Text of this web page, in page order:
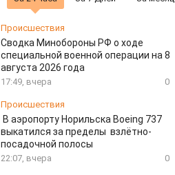
Происшествия
Сводка Минобороны РФ о ходе
специальной военной операции на 8
августа 2026 года
17:49, вчера 0
Происшествия
В аэропорту Норильска Boeing 737
выкатился за пределы взлётно-
посадочной полосы
22:07, вчера 0